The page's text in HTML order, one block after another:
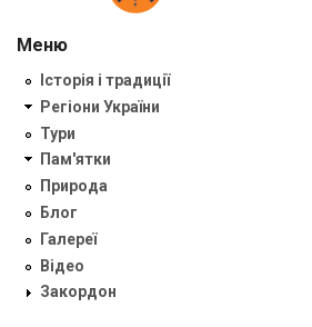
Меню
Історія і традиції
Регіони України
Тури
Пам'ятки
Природа
Блог
Галереї
Відео
Закордон